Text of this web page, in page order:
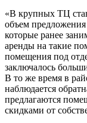
«В крупных ТЦ
объем
которые ранее
аренды на такие
помещения под
заключалось
В то же время в
наблюдается
предлагаются
скидками от